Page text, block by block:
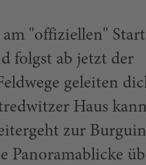
"offiziellen"
folgst ab jetzt der
geleiten
Haus
zur
Panoramablicke